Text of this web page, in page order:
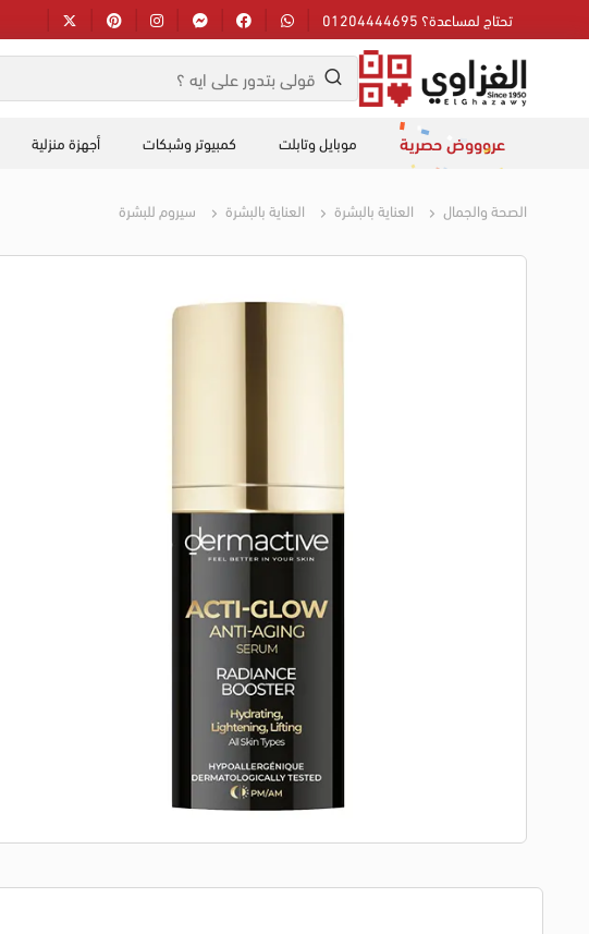
تحتاج لمساعدة؟ 01204444695
عروووض حصرية موبايل وتابلت كمبيوتر وشبكات أجهزة منزلية
الصحة والجمال العناية بالبشرة العناية بالبشرة سيروم للبشرة